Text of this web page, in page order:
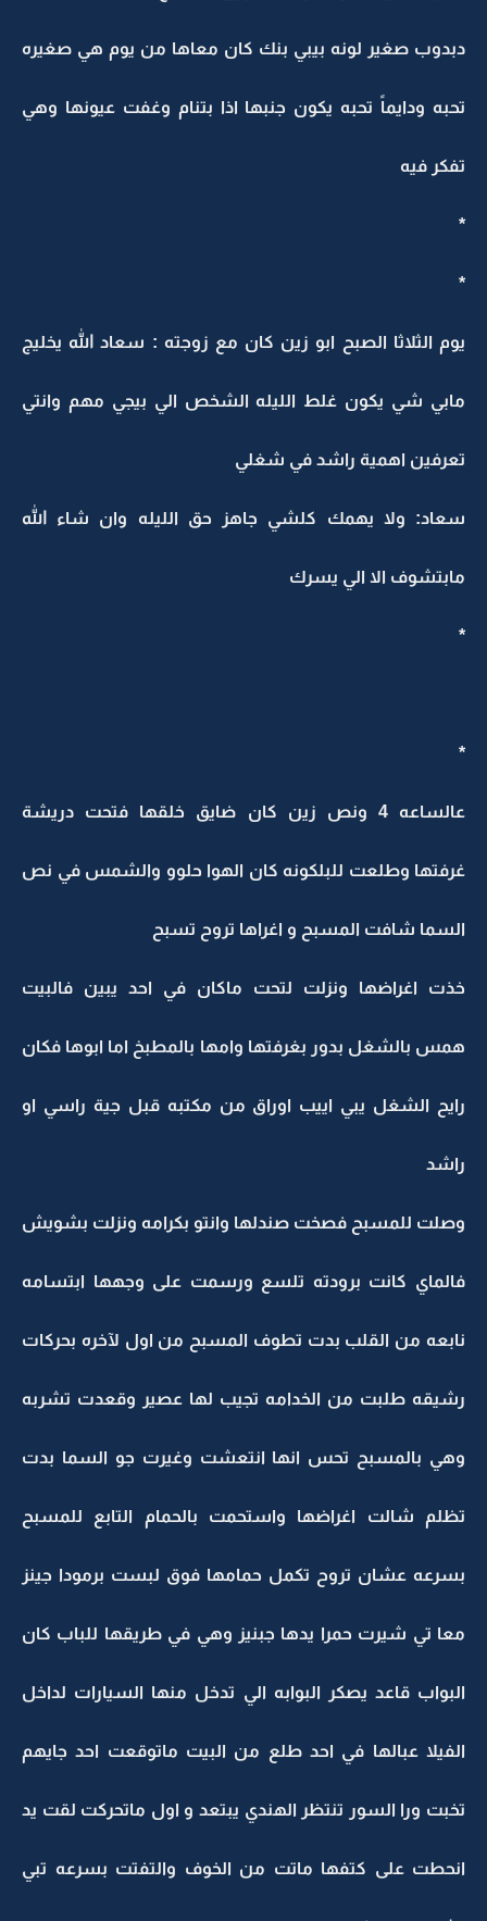
دبدوب صغير لونه بيبي بنك كان معاها من يوم هي صغيره
تحبه ودايماً تحبه يكون جنبها اذا بتنام وغفت عيونها وهي
تفكر فيه
*
*
يوم الثلاثا الصبح ابو زين كان مع زوجته : سعاد الله يخليج
مابي شي يكون غلط الليله الشخص الي بيجي مهم وانتي
تعرفين اهمية راشد في شغلي
سعاد: ولا يهمك كلشي جاهز حق الليله وان شاء الله
مابتشوف الا الي يسرك
*
*
عالساعه 4 ونص زين كان ضايق خلقها فتحت دريشة
غرفتها وطلعت للبلكونه كان الهوا حلوو والشمس في نص
السما شافت المسبح و اغراها تروح تسبح
خذت اغراضها ونزلت لتحت ماكان في احد يبين فالبيت
همس بالشغل بدور بغرفتها وامها بالمطبخ اما ابوها فكان
رايح الشغل يبي اييب اوراق من مكتبه قبل جية راسي او
راشد
وصلت للمسبح فصخت صندلها وانتو بكرامه ونزلت بشويش
فالماي كانت برودته تلسع ورسمت على وجهها ابتسامه
نابعه من القلب بدت تطوف المسبح من اول لآخره بحركات
رشيقه طلبت من الخدامه تجيب لها عصير وقعدت تشربه
وهي بالمسبح تحس انها انتعشت وغيرت جو السما بدت
تظلم شالت اغراضها واستحمت بالحمام التابع للمسبح
بسرعه عشان تروح تكمل حمامها فوق لبست برمودا جينز
معا تي شيرت حمرا يدها جبنيز وهي في طريقها للباب كان
البواب قاعد يصكر البوابه الي تدخل منها السيارات لداخل
الفيلا عبالها في احد طلع من البيت ماتوقعت احد جايهم
تخبت ورا السور تنتظر الهندي يبتعد و اول ماتحركت لقت يد
انحطت على كتفها ماتت من الخوف والتفتت بسرعه تبي